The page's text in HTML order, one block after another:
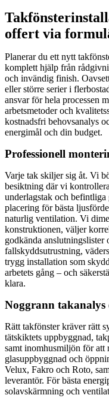
offert via
Planerar du ett nytt
komplett hjälp från
och invändig finish.
eller större serier i
ansvar för hela processen
arbetsmetoder och
kostnadsfri behovsanalys
energimål och din budget.
Professionell
Varje tak skiljer sig åt. Vi
besiktning där vi
underlagstak och
placering för bästa
naturlig ventilation. Vi
konstruktionen, väljer
godkända
fallskyddsutrustning,
trygg installation som
arbetets gång – och
klara.
Noggrann
Rätt takfönster kräver rätt
tätskiktets uppbyggnad,
samt inomhusmiljön för att
glasuppbyggnad och
Velux, Fakro och Roto,
leverantör. För bästa
solavskärmning och